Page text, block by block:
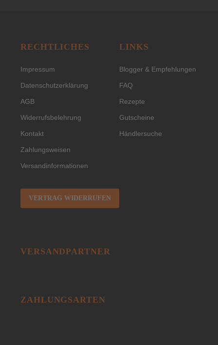
RECHTLICHES
Impressum
Datenschutzerklärung
AGB
Widerrufsbelehrung
Kontakt
Zahlungsweisen
Versandinformationen
VERTRAG WIDERRUFEN
LINKS
Blogger & Empfehlungen
FAQ
Rezepte
Gutscheine
Händlersuche
VERSANDPARTNER
ZAHLUNGSARTEN